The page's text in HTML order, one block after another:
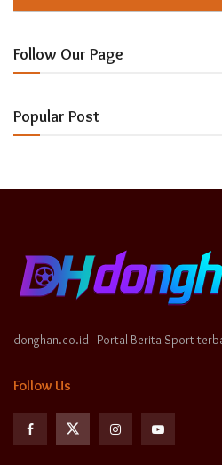
Follow Our Page
Popular Post
donghan.co.id - Portal Berita Sport
Follow Us